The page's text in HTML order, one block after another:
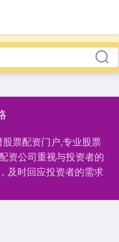
票配资门户,专业股票
资公司重视与投资者的
及时回应投资者的需求